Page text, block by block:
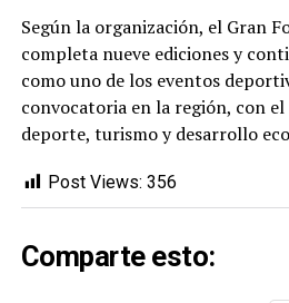
Según la organización, el Gran
completa nueve ediciones y
como uno de los eventos
convocatoria en la región, con
deporte, turismo y desarrollo
Post Views: 356
Comparte esto: